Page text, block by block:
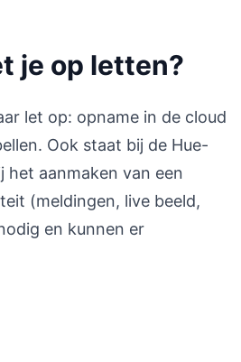
je op letten?
let op: opname in de cloud
Ook staat bij de Hue-
het aanmaken van een
(meldingen, live beeld,
en kunnen er